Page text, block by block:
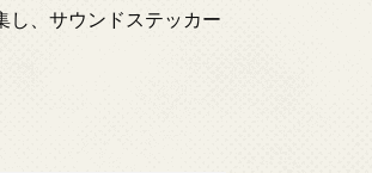
し、サウンドステッカー